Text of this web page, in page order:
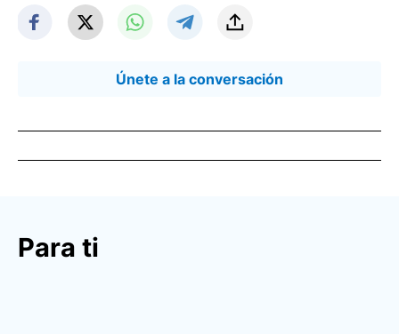
Únete a la conversación
Para ti